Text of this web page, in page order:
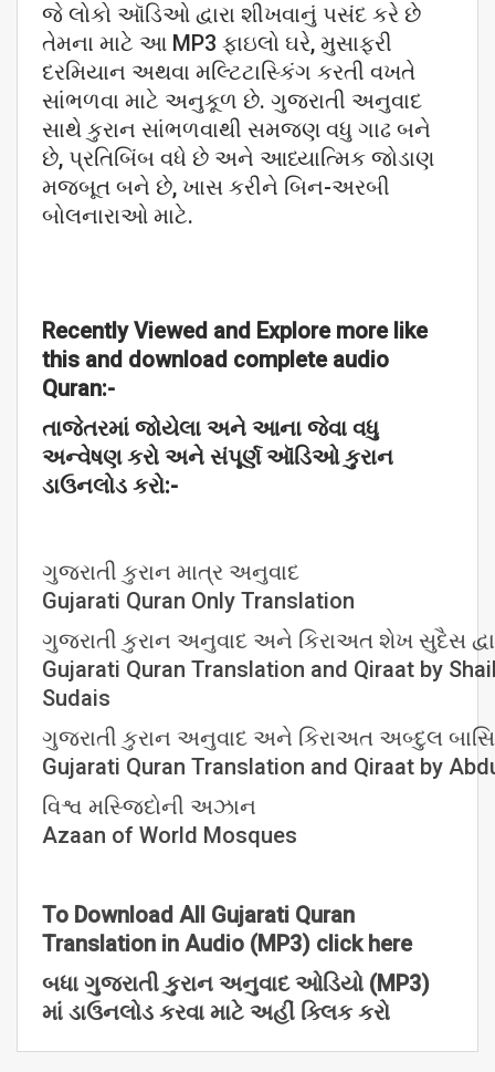
જે લોકો ઑડિઓ દ્વારા શીખવાનું પસંદ કરે છે
તેમના માટે આ MP3 ફાઇલો ઘરે, મુસાફરી
દરમિયાન અથવા મલ્ટિટાસ્કિંગ કરતી વખતે
સાંભળવા માટે અનુકૂળ છે. ગુજરાતી અનુવાદ
સાથે કુરાન સાંભળવાથી સમજણ વધુ ગાઢ બને
છે, પ્રતિબિંબ વધે છે અને આધ્યાત્મિક જોડાણ
મજબૂત બને છે, ખાસ કરીને બિન-અરબી
બોલનારાઓ માટે.
Recently Viewed and Explore more like
this and download complete audio
Quran:-
તાજેતરમાં જોયેલા અને આના જેવા વધુ
અન્વેષણકરો અને સંપૂર્ણઑડિઓકુરાન
ડાઉનલોડ કરો:-
ગુજરાતી કુરાન માત્ર અનુવાદ
Gujarati Quran Only Translation
ગુજરાતી કુરાન અનુવાદ અને કિરાઅત શેખ સુદૈસ
Gujarati Quran Translation and Qiraat by
Sudais
ગુજરાતી કુરાન અનુવાદ અને કિરાઅત અબ્દુલ બાસિત
Gujarati Quran Translation and Qiraat by
વિશ્વ મસ્જિદોની અઝાન
Azaan of World Mosques
To Download All Gujarati Quran
Translation in Audio (MP3) click here
બધા ગુજરાતી કુરાન અનુવાદઓડિયો (MP3)
માં ડાઉનલોડ કરવા માટે અહીં ક્લિકકરો